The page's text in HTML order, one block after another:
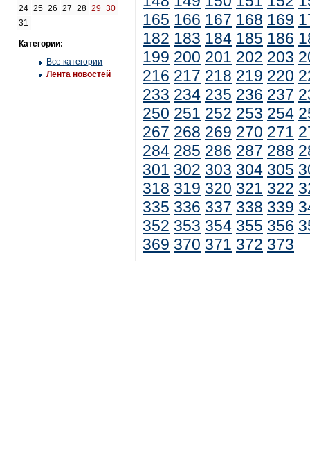
24 25 26 27 28 29 30
31
Категории:
Все категории
Лента новостей
165 166 167 168 169
182 183 184 185 186
199 200 201 202 203
216 217 218 219 220
233 234 235 236 237
250 251 252 253 254
267 268 269 270 271
284 285 286 287 288
301 302 303 304 305
318 319 320 321 322
335 336 337 338 339
352 353 354 355 356
369 370 371 372 373